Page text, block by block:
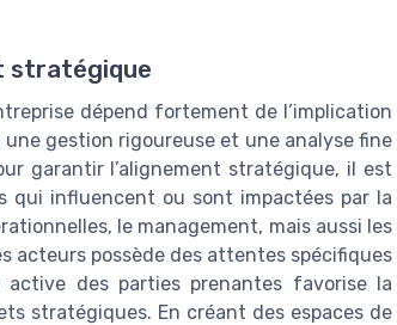
stratégique
dépend fortement de l’implication
une gestion rigoureuse et une analyse fine
garantir l’alignement stratégique, il est
qui influencent ou sont impactées par la
le management, mais aussi les
acteurs possède des attentes spécifiques
active des parties prenantes favorise la
stratégiques. En créant des espaces de